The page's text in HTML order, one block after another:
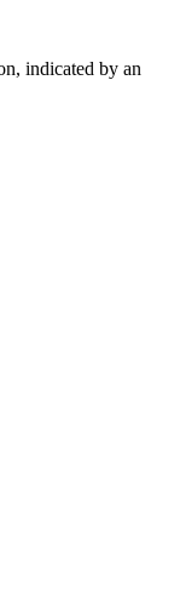
indicated by an